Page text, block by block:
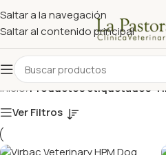
Saltar a la navegación
Saltar al contenido principal
Inicio/Productos etiquetados
Ver Filtros